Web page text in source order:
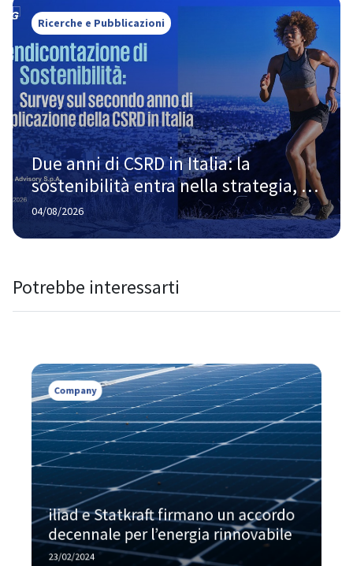
Ricerche e Pubblicazioni
Due anni di CSRD in Italia: la
sostenibilità entra nella strategia,
ma la strada verso la piena maturità
è ancora lunga
04/08/2026
Potrebbe interessarti
Company
iliad e Statkraft firmano un accordo
decennale per l’energia rinnovabile